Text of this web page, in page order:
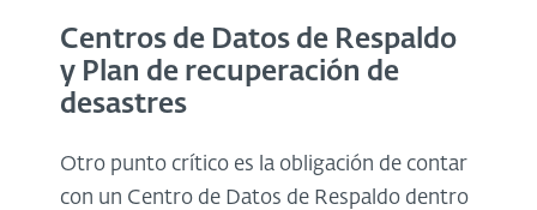
Centros de Datos de Respaldo
y Plan de recuperación de
desastres
Otro punto crítico es la obligación de contar
con un Centro de Datos de Respaldo dentro